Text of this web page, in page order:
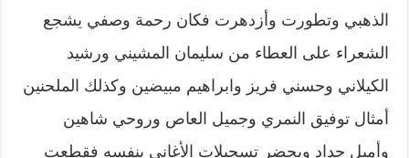
الذهبي وتطورت وأزدهرت فكان رحمة وصفي يشجع
الشعراء على العطاء من سليمان المشيني ورشيد
الكيلاني وحسني فريز وابراهيم مبيضين وكذلك الملحنين
أمثال توفيق النمري وجميل العاص وروحي شاهين
وأميل حداد ويحضر تسجيلات الأغاني بنفسه فقطعت